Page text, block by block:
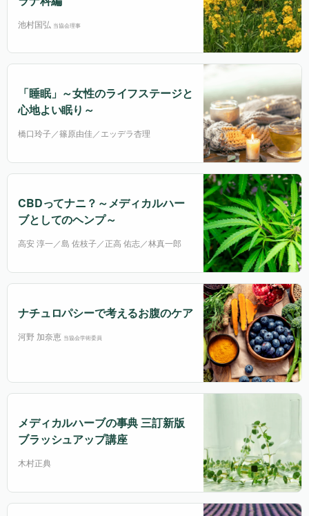
池村国弘 当協会理事
「睡眠」～女性のライフステージと
心地よい眠り～
橋口玲子／篠原由佳／エッデラ杏理
CBDってナニ？～メディカルハー
ブとしてのヘンプ～
高安 淳一／島 佐枝子／正高 佑志／林真一郎
ナチュロパシーで考えるお腹のケア
河野 加奈恵 当協会学術委員
メディカルハーブの事典 三訂新版
ブラッシュアップ講座
木村正典